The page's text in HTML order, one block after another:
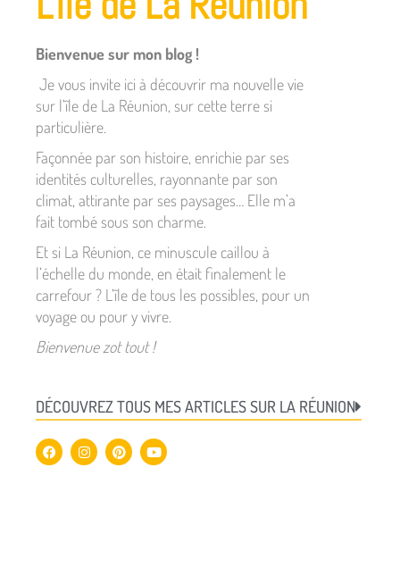
DÉTENDRE À
LA RÉUNION
des SPAs et lieux
insolites pour se faire
masser et se relaxer sur
l'île de La Réunion !
Lire l'article
Bienvenue sur mon blog !
Je vous invite ici à découvrir ma nouvelle vie
sur l’île de La Réunion, sur cette terre si
particulière.
Façonnée par son histoire, enrichie par ses
identités culturelles, rayonnante par son
climat, attirante par ses paysages… Elle m’a
fait tombé sous son charme.
Et si La Réunion, ce minuscule caillou à
l’échelle du monde, en était finalement le
carrefour ? L’île de tous les possibles, pour un
voyage ou pour y vivre.
Bienvenue zot tout !
DÉCOUVREZ TOUS MES ARTICLES SUR LA RÉUNION